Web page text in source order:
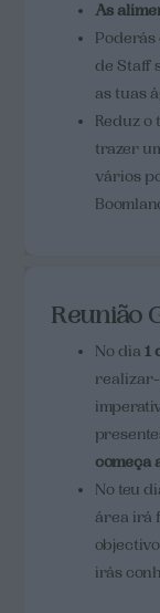
As
de Staff
as tuas
Reduz o
trazer
vários
Reunião
No dia1
realizar-
começa
No teu
área irá
irás